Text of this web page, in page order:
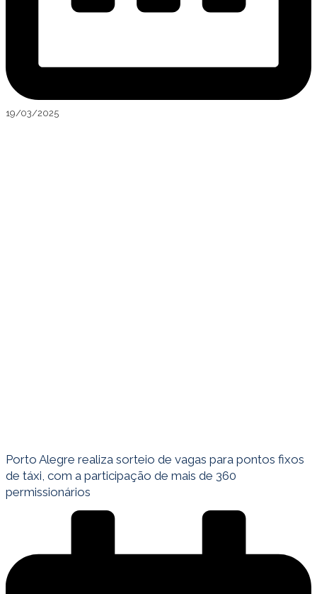
19/03/2025
Porto Alegre realiza sorteio de vagas para pontos fixos
de táxi, com a participação de mais de 360
permissionários